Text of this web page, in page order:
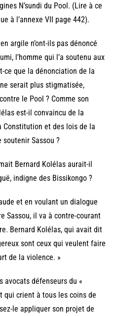
N’sundi du Pool. (Lire à ce
à l’annexe VII page 442).
argile n’ont-ils pas dénoncé
l’homme qui l’a soutenu aux
ce que la dénonciation de la
serait plus stigmatisée,
le Pool ? Comme son
est-il convaincu de la
Constitution et des lois de la
soutenir Sassou ?
Bernard Kolélas aurait-il
indigne des Bissikongo ?
et en voulant un dialogue
Sassou, il va à contre-courant
Bernard Kolélas, qui avait dit
sont ceux qui veulent faire
de la violence. »
avocats défenseurs du «
qui crient à tous les coins de
le appliquer son projet de